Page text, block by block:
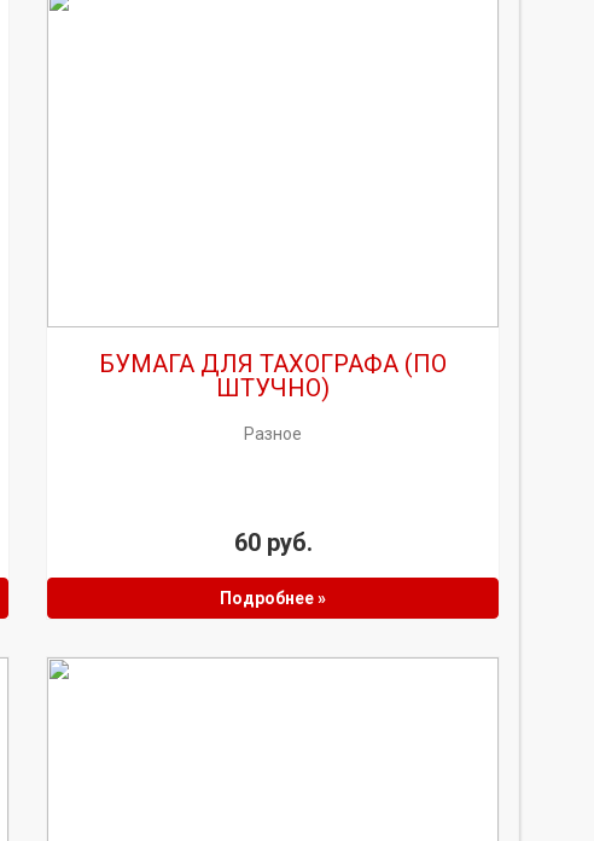
БУМАГА ДЛЯ ТАХОГРАФА (ПО
ШТУЧНО)
Разное
60 руб.
Подробнее »